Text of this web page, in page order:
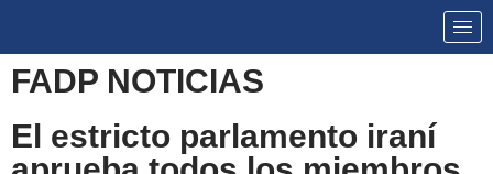
FADP NOTICIAS
El estricto parlamento iraní